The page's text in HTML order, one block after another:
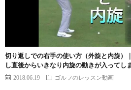
切り返しでの右手の使い方（外旋と内旋）
し直後からいきなり内旋の動きが入ってし
2018.06.19 ゴルフのレッスン動画